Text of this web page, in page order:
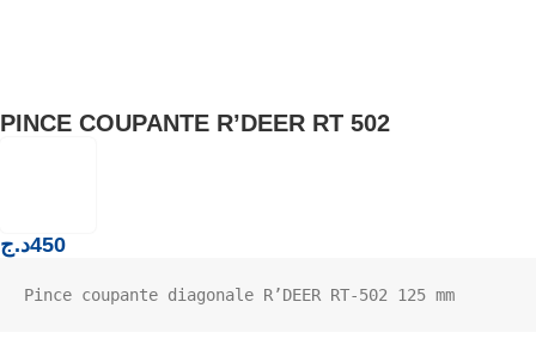
PINCE COUPANTE R’DEER RT 502
450د.ج
Pince coupante diagonale R’DEER RT-502 125 mm